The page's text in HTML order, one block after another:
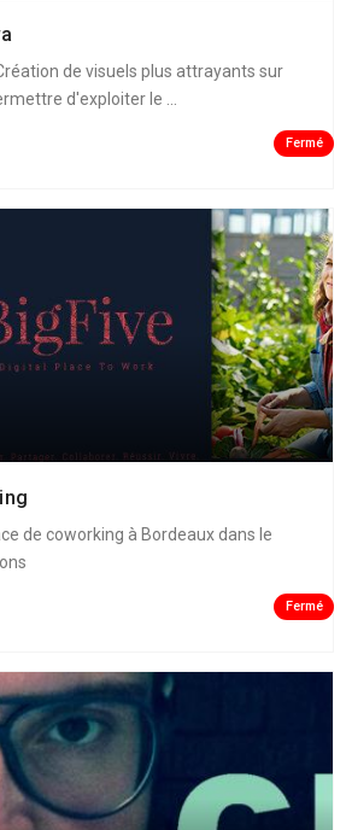
de visuels plus attrayants sur
d'exploiter le ...
Fermé
de coworking à Bordeaux dans le
Fermé